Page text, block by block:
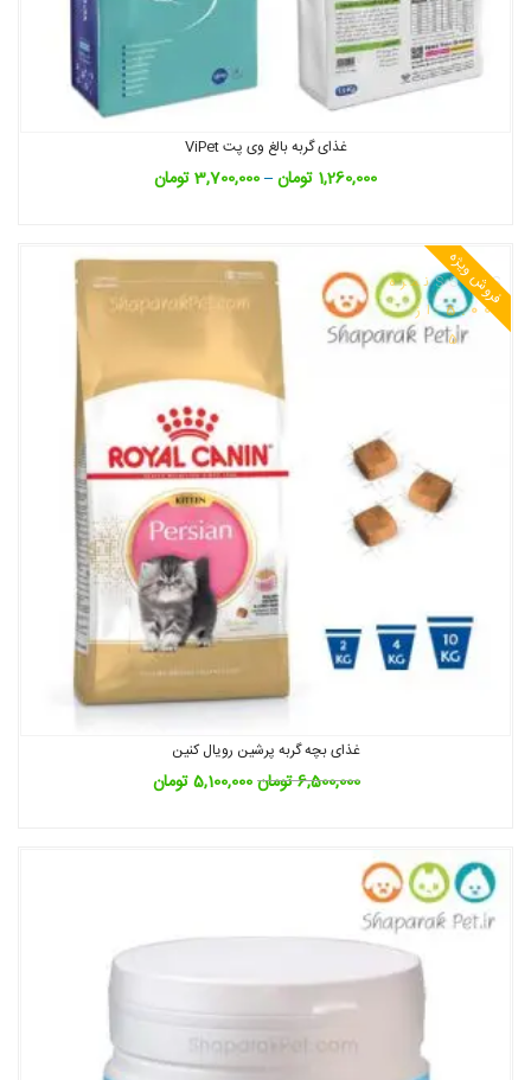
غذای گربه بالغ وی پت ViPet
1,260,000 تومان–
3,700,000تومان
فروش ویژه
غذای بچه گربه پرشین رویال کنین
نمره
5.00از
5
6,500,000تومان5,100,000تومان